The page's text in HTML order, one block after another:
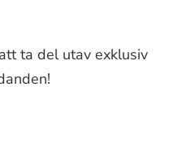
ta del utav exklusiv